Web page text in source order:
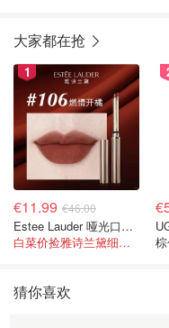
大家都在抢
1
€11.99 €46.00
Estee Lauder 哑光口红 double or nothing色号
白菜价捡雅诗兰黛细管！薄涂没毛病
猜你喜欢